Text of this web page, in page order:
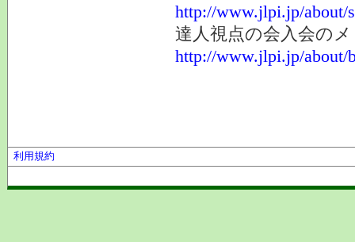
http://www.jlpi.jp/about/
達人視点の会入会の
http://www.jlpi.jp/about/
利用規約